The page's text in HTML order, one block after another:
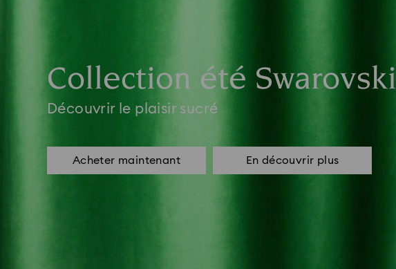
Collection été Swarovski
Découvrir le plaisir sucré
Acheter maintenant En découvrir plus